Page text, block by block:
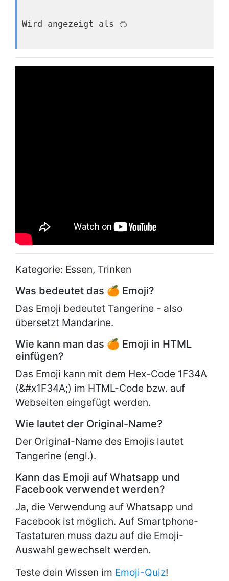
Wird angezeigt als 🍊
Kategorie: Essen, Trinken
Was bedeutet das 🍊 Emoji?
Das Emoji bedeutet Tangerine - also
übersetzt Mandarine.
Wie kann man das 🍊 Emoji in HTML
einfügen?
Das Emoji kann mit dem Hex-Code 1F34A
(&#x1F34A;) im HTML-Code bzw. auf
Webseiten eingefügt werden.
Wie lautet der Original-Name?
Der Original-Name des Emojis lautet
Tangerine (engl.).
Kann das Emoji auf Whatsapp und
Facebook verwendet werden?
Ja, die Verwendung auf Whatsapp und
Facebook ist möglich. Auf Smartphone-
Tastaturen muss dazu auf die Emoji-
Auswahl gewechselt werden.
Teste dein Wissen im Emoji-Quiz!